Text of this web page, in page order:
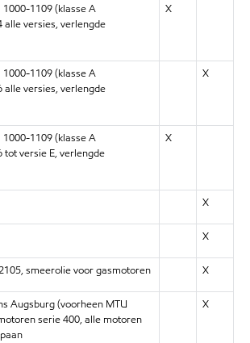
1109 (klasse A
alle versies, verlengde
X
1109 (klasse A
alle versies, verlengde
X
1109 (klasse A
tot versie E, verlengde
X
X
X
smeerolie voor gasmotoren X
Augsburg (voorheen MTU
serie 400, alle motoren
X